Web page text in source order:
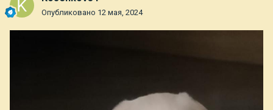
Опубликовано 12 мая, 2024